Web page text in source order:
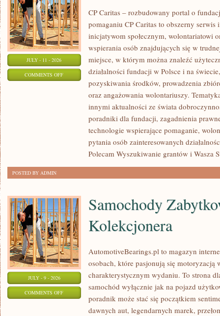
JULY - 11 - 2026
COMMENTS OFFON
POMAGAĆ?
CP Caritas – rozbudowany portal o
pomaganiu CP Caritas to obszerny
inicjatywom społecznym, wolontariatowi
wspierania osób znajdujących się w
miejsce, w którym można znaleźć
działalności fundacji w Polsce i na
pozyskiwania środków, prowadzenia
oraz angażowania wolontariuszy.
innymi aktualności ze świata
poradniki dla fundacji, zagadnienia
technologie wspierające pomaganie,
pytania osób zainteresowanych
Polecam Wyszukiwanie grantów i Wasza
POSTED BY ADMIN
JULY - 9 - 2026
COMMENTS OFFON
SAMOCHODY
Samochody
Kolekcjonera
AutomotiveBearings.pl to magazyn
osobach, które pasjonują się motoryzacją
charakterystycznym wydaniu. To strona
samochód wyłącznie jak na pojazd
poradnik może stać się początkiem
dawnych aut, legendarnych marek,